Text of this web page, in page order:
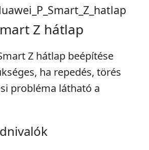
Z hátlap
Z hátlap beépítése
ha repedés, törés
probléma látható a